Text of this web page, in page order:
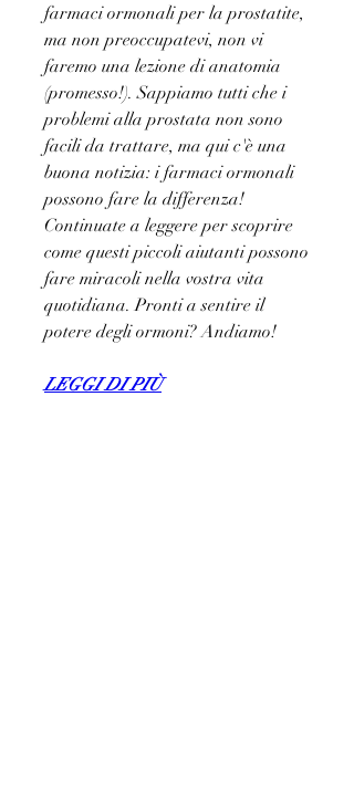
farmaci ormonali per la prostatite,
ma non preoccupatevi, non vi
faremo una lezione di anatomia
(promesso!). Sappiamo tutti che i
problemi alla prostata non sono
facili da trattare, ma qui c'è una
buona notizia: i farmaci ormonali
possono fare la differenza!
Continuate a leggere per scoprire
come questi piccoli aiutanti possono
fare miracoli nella vostra vita
quotidiana. Pronti a sentire il
potere degli ormoni? Andiamo!
LEGGI DI PIÙ